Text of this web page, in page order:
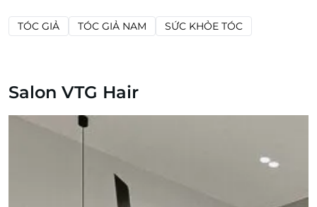
TÓC GIẢ TÓC GIẢ NAM SỨC KHỎE TÓC
Salon VTG Hair